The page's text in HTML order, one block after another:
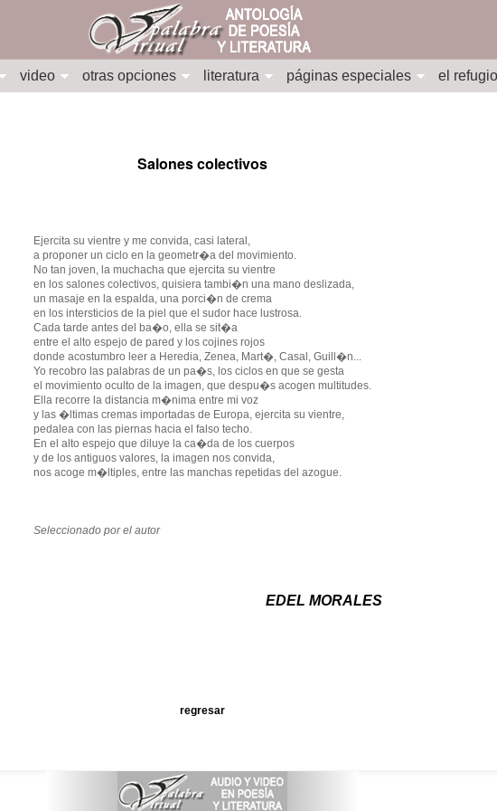
video otras opciones literatura páginas especiales el
Salones colectivos
Ejercita su vientre y me convida, casi lateral,
a proponer un ciclo en la geometr�a del movimiento.
No tan joven, la muchacha que ejercita su vientre
en los salones colectivos, quisiera tambi�n una mano deslizada,
un masaje en la espalda, una porci�n de crema
en los intersticios de la piel que el sudor hace lustrosa.
Cada tarde antes del ba�o, ella se sit�a
entre el alto espejo de pared y los cojines rojos
donde acostumbro leer a Heredia, Zenea, Mart�, Casal, Guill�n...
Yo recobro las palabras de un pa�s, los ciclos en que se gesta
el movimiento oculto de la imagen, que despu�s acogen multitudes.
Ella recorre la distancia m�nima entre mi voz
y las �ltimas cremas importadas de Europa, ejercita su vientre,
pedalea con las piernas hacia el falso techo.
En el alto espejo que diluye la ca�da de los cuerpos
y de los antiguos valores, la imagen nos convida,
nos acoge m�ltiples, entre las manchas repetidas del azogue.
Seleccionado por el autor
EDEL MORALES
regresar